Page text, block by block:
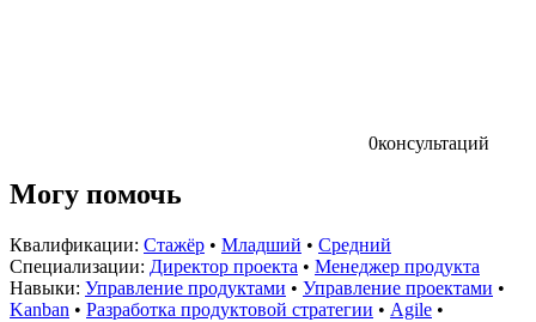
0консультаций
Могу помочь
Квалификации: Стажёр • Младший • Средний
Специализации: Директор проекта • Менеджер продукта
Навыки: Управление продуктами • Управление проектами •
Kanban • Разработка продуктовой стратегии • Agile •